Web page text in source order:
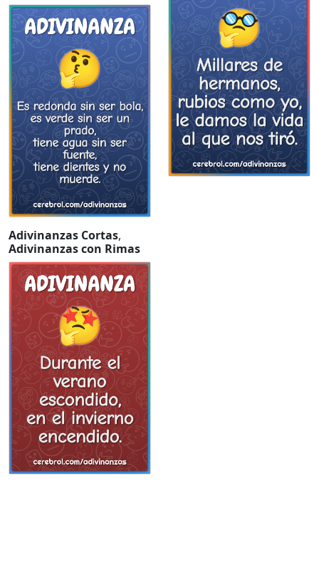
Adivinanzas Cortas,
Adivinanzas con Rimas